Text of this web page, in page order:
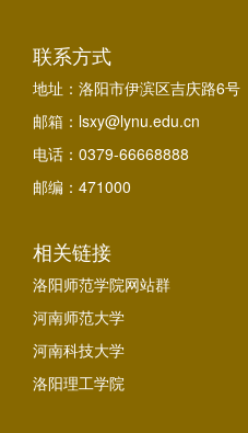
联系方式
地址：洛阳市伊滨区吉庆路6号
邮箱：lsxy@lynu.edu.cn
电话：0379-66668888
邮编：471000
相关链接
洛阳师范学院网站群
河南师范大学
河南科技大学
洛阳理工学院